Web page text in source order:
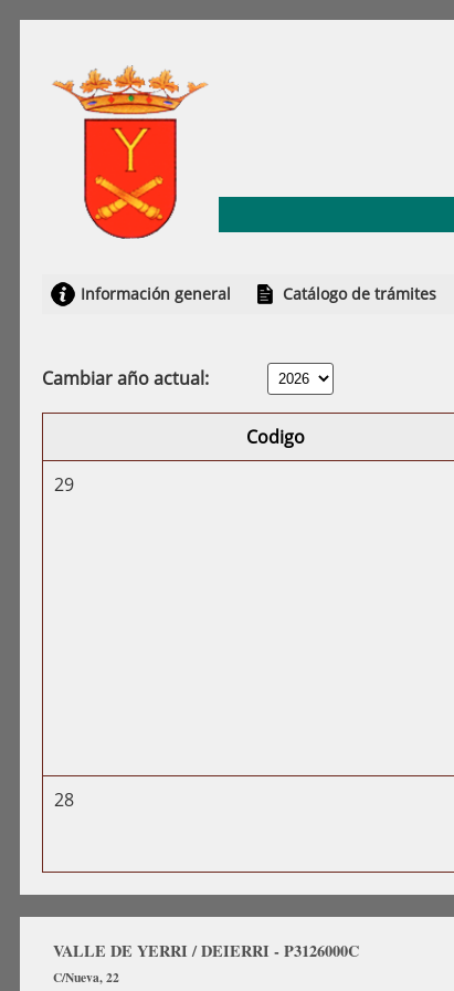
Información general Catálogo de trámites
Cambiar año actual:
Codigo
29
28
VALLE DE YERRI / DEIERRI - P3126000C
C/Nueva, 22